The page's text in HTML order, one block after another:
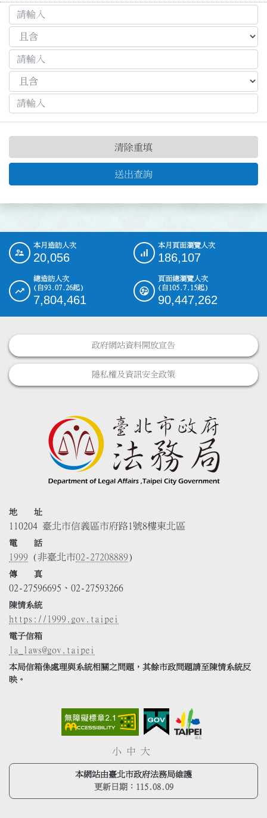
送出查詢
清除重填
::: 本月造訪人次
20,056
本月頁面瀏覽人次
186,107
總造訪人次
(自93.07.26起)
7,804,461
頁面總瀏覽人次
(自105.7.15起)
90,447,262
政府網站資料開放宣告
隱私權及資訊安全政策
地 址
110204 臺北市信義區市府路1號8樓東北區
電 話
1999 (非臺北市02-27208889)
傳 真
02-27596695、02-27593266
陳情系統
https://1999.gov.taipei
電子信箱
la_laws@gov.taipei
本局信箱係處理與系統相關之問題，其餘市政問題請至陳情系統反
映。
小 中 大
本網站由臺北市政府法務局維護
更新日期： 115.08.09